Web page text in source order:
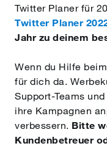
Twitter Planer für
Twitter Planer
Jahr zu deinem
Wenn du Hilfe
für dich da.
Support-Teams
ihre Kampagnen
verbessern. Bitte
Kundenbetreuer